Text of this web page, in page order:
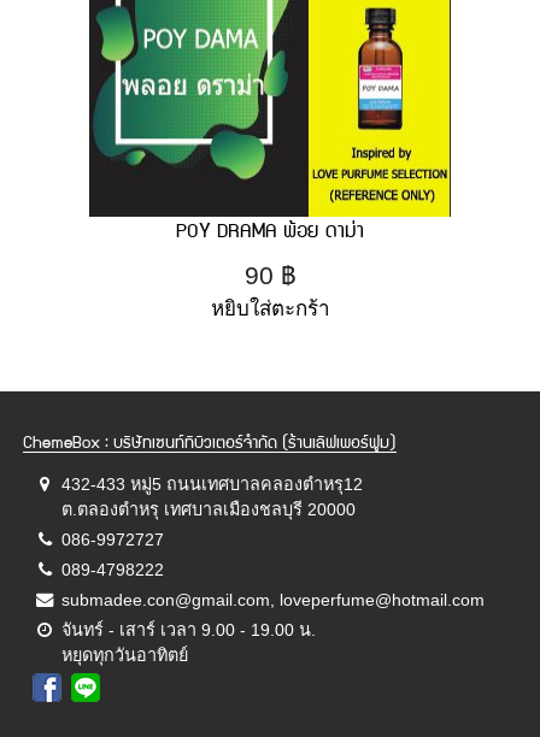
POY DRAMA พ้อย ดาม่า
90 ฿
หยิบใส่ตะกร้า
ChemeBox : บริษัทเซนท์ทิบิวเตอร์จำกัด (ร้านเลิฟเพอร์ฟูม)
432-433 หมู่5 ถนนเทศบาลคลองตำหรุ12
ต.ตลองตำหรุ เทศบาลเมืองชลบุรี 20000
086-9972727
089-4798222
submadee.con@gmail.com, loveperfume@hotmail.com
จันทร์ - เสาร์ เวลา 9.00 - 19.00 น.
หยุดทุกวันอาทิตย์